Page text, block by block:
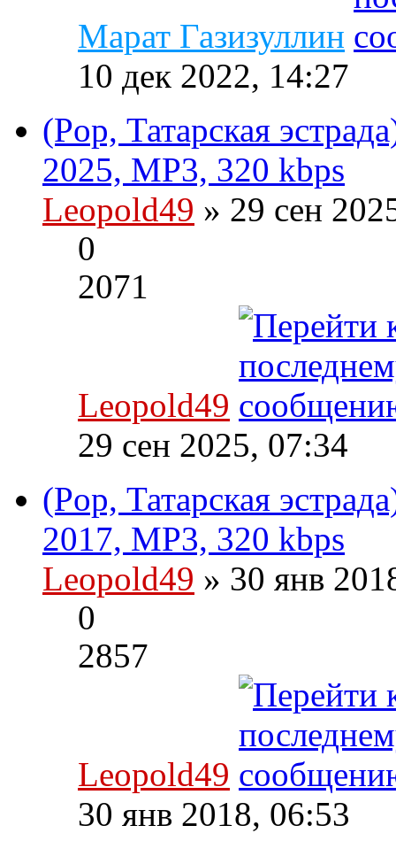
Марат Газизуллин
10 дек 2022, 14:27
(Pop, Татарская
2025, MP3, 320 kbps
Leopold49 » 29 сен
0
2071
Leopold49
29 сен 2025, 07:34
(Pop, Татарская
2017, MP3, 320 kbps
Leopold49 » 30 янв
0
2857
Leopold49
30 янв 2018, 06:53